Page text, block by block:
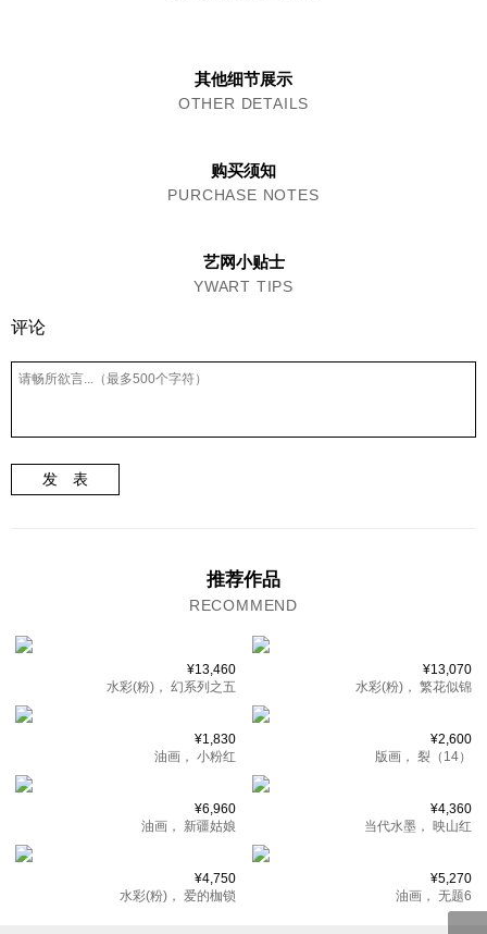
其他细节展示
OTHER DETAILS
购买须知
PURCHASE NOTES
艺网小贴士
YWART TIPS
评论
发 表
推荐作品
RECOMMEND
¥13,460
水彩(粉)， 幻系列之五
¥13,070
水彩(粉)， 繁花似锦
¥1,830
油画， 小粉红
¥2,600
版画， 裂（14）
¥6,960
油画，
新疆姑娘
¥4,360
当代水墨，
映山红
¥4,750
水彩(粉)， 爱的枷锁
¥5,270
油画， 无题6